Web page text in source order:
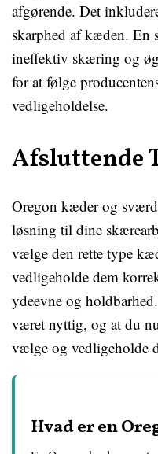
afgørende. Det
skarphed af kæden.
ineffektiv skæring og
for at følge
vedligeholdelse.
Afsluttende
Oregon kæder og
løsning til dine
vælge den rette type
vedligeholde dem
ydeevne og
været nyttig, og at du
vælge og vedligeholde
Hvad er en